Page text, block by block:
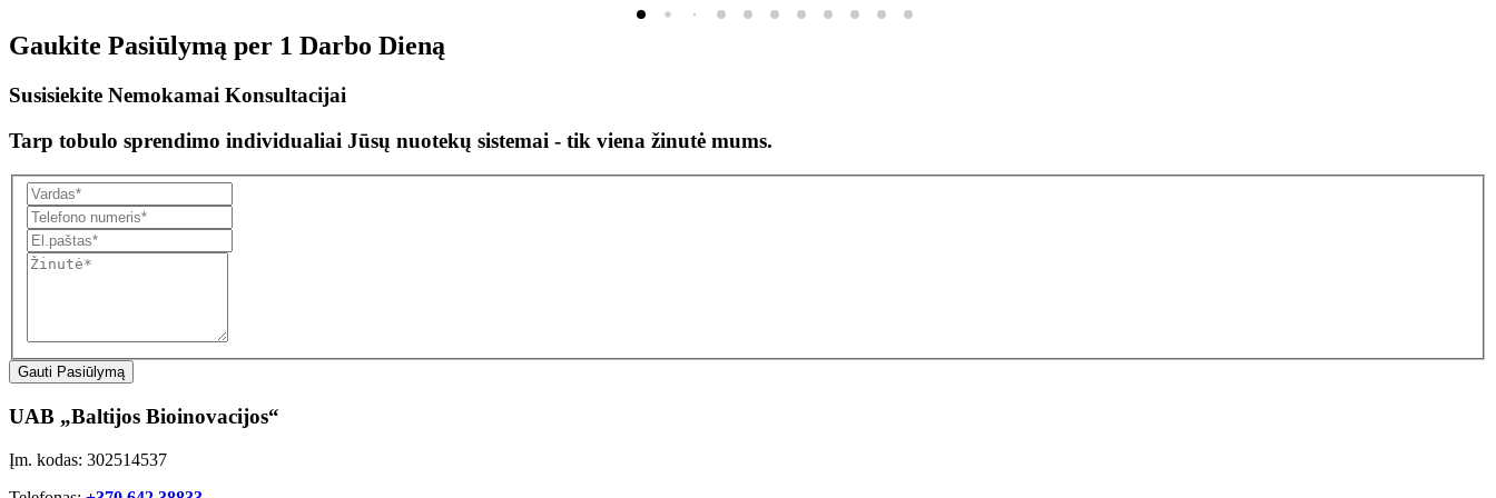
Gaukite Pasiūlymą per 1 Darbo Dieną
Susisiekite Nemokamai Konsultacijai
Tarp tobulo sprendimo individualiai Jūsų nuotekų sistemai - tik viena žinutė mums.
Gauti Pasiūlymą
UAB „Baltijos Bioinovacijos“
Įm. kodas: 302514537